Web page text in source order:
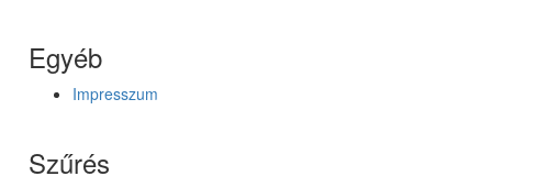
Egyéb
Impresszum
Szűrés